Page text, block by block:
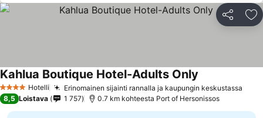
Jaa
4 Tähtiluokitus
Hotelli Erinomainen sijainti rannalla ja kaupungin keskustassa
Kahlua Boutique Hotel-Adults Only
8,5 Loistava 1 757 0.7 km kohteesta Port of Hersonissos